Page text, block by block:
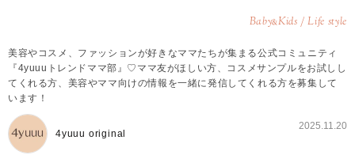
Baby&Kids / Life style
美容やコスメ、ファッションが好きなママたちが集まる公式コミュニティ
『4yuuuトレンドママ部』♡ママ友がほしい方、コスメサンプルをお試しし
てくれる方、美容やママ向けの情報を一緒に発信してくれる方を募集して
います！
4yuuu original
2025.11.20